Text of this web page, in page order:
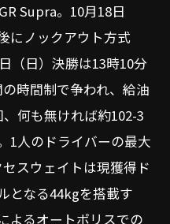
Supra。10月18日
にノックアウト方式
（日）決勝は13時10分
時間制で争われ、給油
何も無ければ約102-3
1人のドライバーの最大
スウェイトは現獲得ド
となる44kgを搭載す
よるオートポリスでの